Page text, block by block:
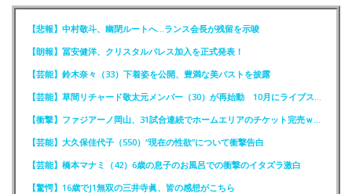
【悲報】中村敬斗、幽閉ルートへ…ランス会長が残留を示唆
【朗報】冨安健洋、クリスタルパレス加入を正式発表！
【芸能】鈴木奈々（33）下着姿を公開、豊満な美バストを披露
【芸能】草間リチャード敬太元メンバー（30）が再始動 10月にライブステージに出演へ
【衝撃】ファジアーノ岡山、31試合連続でホームエリアのチケット完売ｗｗｗｗ
【芸能】大久保佳代子（550）“現在の性欲”について衝撃告白
【芸能】橋本マナミ（42）6歳の息子のお風呂での衝撃のイタズラ激白
【驚愕】16歳でJ1無双の三井寺眞、皆の感想がこちら